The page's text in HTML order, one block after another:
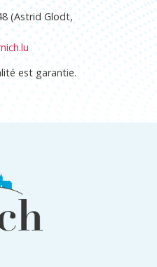
(Astrid Glodt,
est garantie.